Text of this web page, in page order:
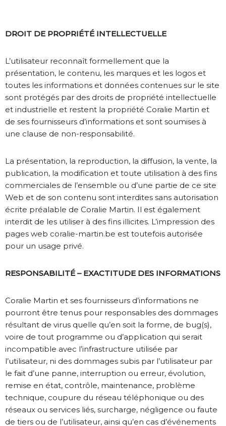
DROIT DE PROPRIÉTÉ INTELLECTUELLE
L’utilisateur reconnaît formellement que la
présentation, le contenu, les marques et les logos et
toutes les informations et données contenues sur le site
sont protégés par des droits de propriété intellectuelle
et industrielle et restent la propriété Coralie Martin et
de ses fournisseurs d’informations et sont soumises à
une clause de non-responsabilité.
La présentation, la reproduction, la diffusion, la vente, la
publication, la modification et toute utilisation à des fins
commerciales de l’ensemble ou d’une partie de ce site
Web et de son contenu sont interdites sans autorisation
écrite préalable de Coralie Martin. Il est également
interdit de les utiliser à des fins illicites. L’impression des
pages web coralie-martin.be est toutefois autorisée
pour un usage privé.
RESPONSABILITÉ – EXACTITUDE DES INFORMATIONS
Coralie Martin et ses fournisseurs d’informations ne
pourront être tenus pour responsables des dommages
résultant de virus quelle qu’en soit la forme, de bug(s),
voire de tout programme ou d’application qui serait
incompatible avec l’infrastructure utilisée par
l’utilisateur, ni des dommages subis par l’utilisateur par
le fait d’une panne, interruption ou erreur, évolution,
remise en état, contrôle, maintenance, problème
technique, coupure du réseau téléphonique ou des
réseaux ou services liés, surcharge, négligence ou faute
de tiers ou de l’utilisateur, ainsi qu’en cas d’événements